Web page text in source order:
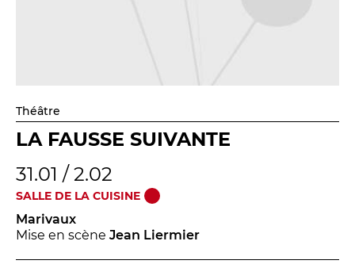
Théâtre
LA FAUSSE SUIVANTE
31.01 / 2.02
SALLE DE LA CUISINE
Marivaux
Mise en scène Jean Liermier